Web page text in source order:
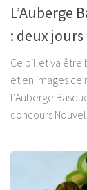
L’Auberge
: deux
Ce billet va être
et en images ce
l’Auberge
concours